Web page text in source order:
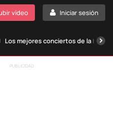
Iniciar sesión
vídeo
Los mejores conciertos de la
PUBLICIDAD